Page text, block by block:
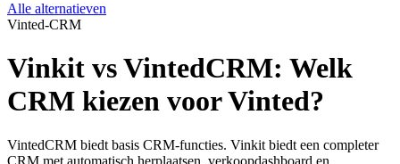
Alle alternatieven
Vinted-CRM
Vinkit vs VintedCRM: Welk
CRM kiezen voor Vinted?
VintedCRM biedt basis CRM-functies. Vinkit biedt een completer
CRM met automatisch herplaatsen, verkoopdashboard en